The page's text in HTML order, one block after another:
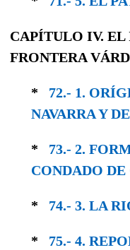
CAPÍTULO IV. EL
FRONTERA
* 72.- 1.
NAVARRA Y
* 73.- 2.
CONDADO
* 74.- 3. LA
* 75.- 4.